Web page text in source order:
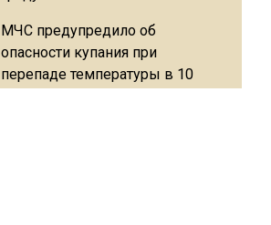
МЧС предупредило об
опасности купания при
перепаде температуры в 10